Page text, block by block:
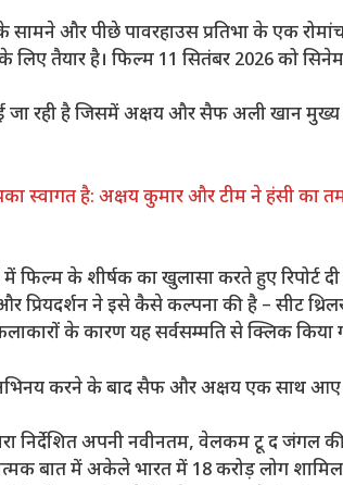
सामने और पीछे पावरहाउस प्रतिभा के एक
तैयार है। फिल्म 11 सितंबर 2026 को
जा रही है जिसमें अक्षय और सैफ अली खान मुख्य
स्वागत है: अक्षय कुमार और टीम ने हंसी का
फिल्म के शीर्षक का खुलासा करते हुए रिपोर्ट
प्रियदर्शन ने इसे कैसे कल्पना की है – सीट
के कारण यह सर्वसम्मति से क्लिक किया
करने के बाद सैफ और अक्षय एक साथ
निर्देशित अपनी नवीनतम, वेलकम टू द
बात में अकेले भारत में 18 करोड़ लोग शामिल